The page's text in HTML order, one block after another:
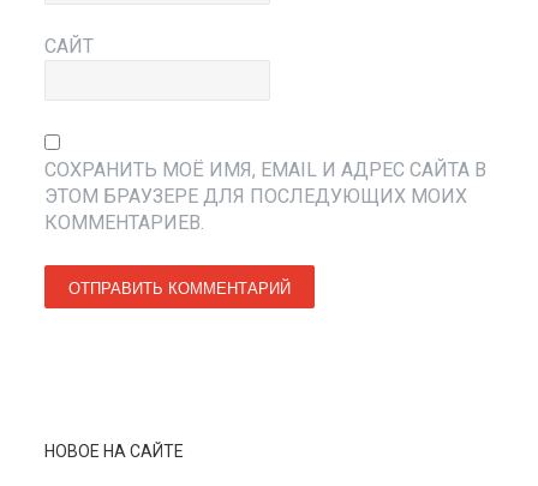
САЙТ
СОХРАНИТЬ МОЁ ИМЯ, EMAIL И АДРЕС САЙТА В
ЭТОМ БРАУЗЕРЕ ДЛЯ ПОСЛЕДУЮЩИХ МОИХ
КОММЕНТАРИЕВ.
НОВОЕ НА САЙТЕ